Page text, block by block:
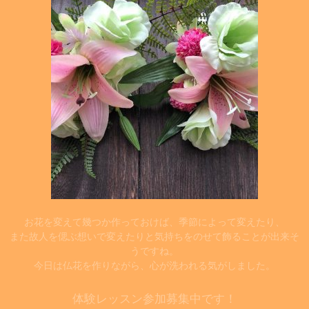
お花を変えて幾つか作っておけば、季節によって変えたり、
また故人を偲ぶ想いで変えたりと気持ちをのせて飾ることが出来そ
うですね。
今日は仏花を作りながら、心が洗われる気がしました。
体験レッスン参加募集中です！